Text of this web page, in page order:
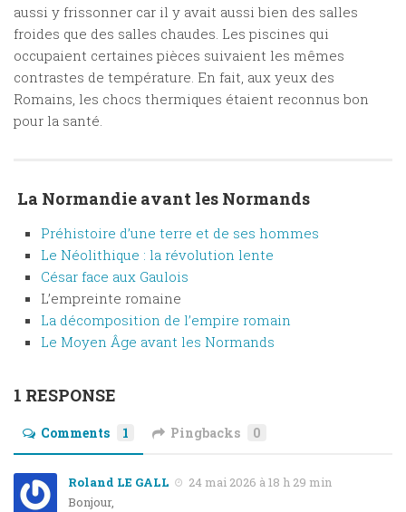
aussi y frissonner car il y avait aussi bien des salles
froides que des salles chaudes. Les piscines qui
occupaient certaines pièces suivaient les mêmes
contrastes de température. En fait, aux yeux des
Romains, les chocs thermiques étaient reconnus bon
pour la santé.
La Normandie avant les Normands
Préhistoire d’une terre et de ses hommes
Le Néolithique : la révolution lente
César face aux Gaulois
L’empreinte romaine
La décomposition de l’empire romain
Le Moyen Âge avant les Normands
1 RESPONSE
Comments 1 Pingbacks 0
Roland LE GALL
24 mai 2026 à 18 h 29 min
Bonjour,